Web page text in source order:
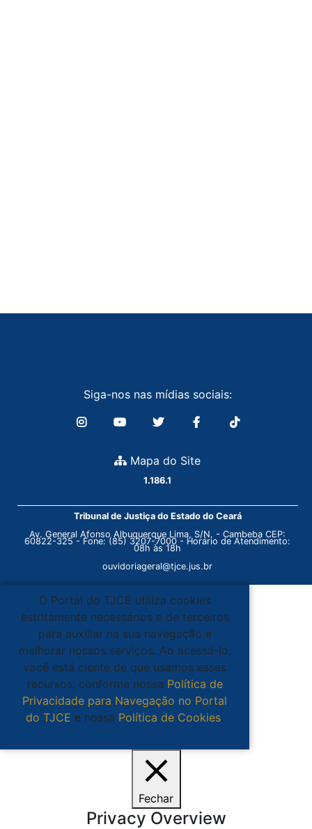
Siga-nos nas mídias sociais:
Mapa do Site
1.186.1
Tribunal de Justiça do Estado do Ceará
Av. General Afonso Albuquerque Lima, S/N. - Cambeba CEP:
60822-325 - Fone: (85) 3207-7000 - Horário de Atendimento:
08h às 18h
ouvidoriageral@tjce.jus.br
O Portal do TJCE utiliza cookies
estritamente necessários e de terceiros
para auxiliar na sua navegação e
melhorar nossos serviços. Ao acessá-lo,
você está ciente de que usamos esses
recursos, conforme nossa Política de
Privacidade para Navegação no Portal
do TJCE e nossa Política de Cookies.
Fechar
Privacy Overview